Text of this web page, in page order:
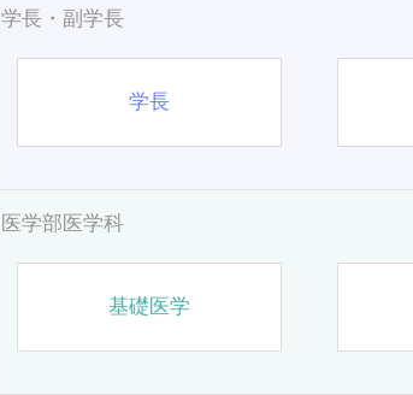
学長・副学長
学長
医学部医学科
基礎医学